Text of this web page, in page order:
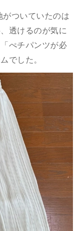
ついていたのは
透けるのが気に
ぺチパンツが必
でした。